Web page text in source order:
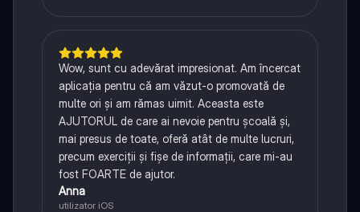
Wow, sunt cu adevărat impresionat. Am încercat
aplicația pentru că am văzut-o promovată de
multe ori și am rămas uimit. Aceasta este
AJUTORUL de care ai nevoie pentru școală și,
mai presus de toate, oferă atât de multe lucruri,
precum exerciții și fișe de informații, care mi-au
fost FOARTE de ajutor.
Anna
utilizator iOS